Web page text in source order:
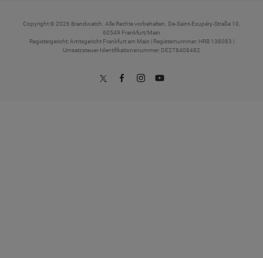
Copyright © 2026 Brandwatch. Alle Rechte vorbehalten. De-Saint-Exupéry-Straße 10,
60549 Frankfurt/Main
Registergericht: Amtsgericht Frankfurt am Main | Registernummer: HRB 138083 |
Umsatzsteuer-Identifikationsnummer: DE278408482